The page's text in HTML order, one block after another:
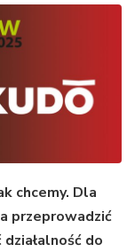
chcemy. Dla
przeprowadzić
do